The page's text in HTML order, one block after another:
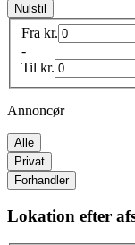
Nulstil
Fra kr.
-
Til kr.
Annoncør
Alle
Privat
Forhandler
Lokation efter